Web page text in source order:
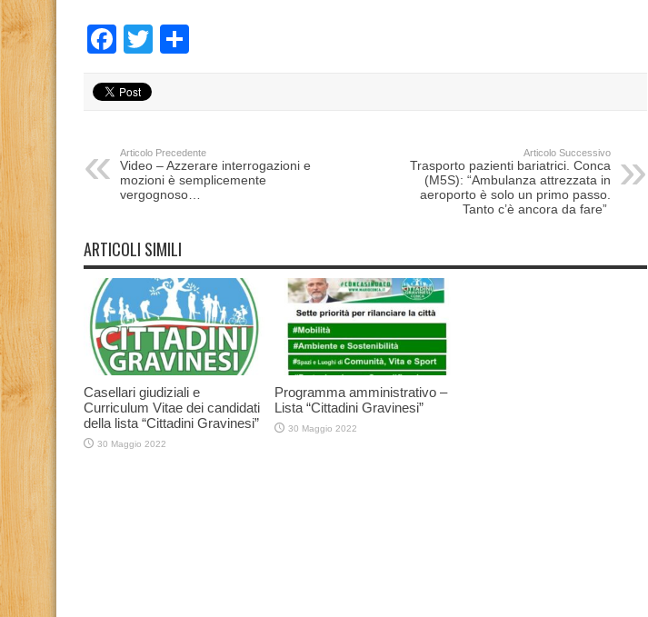
Facebook
Twitter
Articolo Precedente
Video – Azzerare interrogazioni e
mozioni è semplicemente
vergognoso…
Articolo Successivo
Trasporto pazienti bariatrici. Conca
(M5S): “Ambulanza attrezzata in
aeroporto è solo un primo passo.
Tanto c’è ancora da fare”
ARTICOLI SIMILI
Casellari giudiziali e
Curriculum Vitae dei candidati
della lista “Cittadini Gravinesi”
30 Maggio 2022
Programma amministrativo –
Lista “Cittadini Gravinesi”
30 Maggio 2022